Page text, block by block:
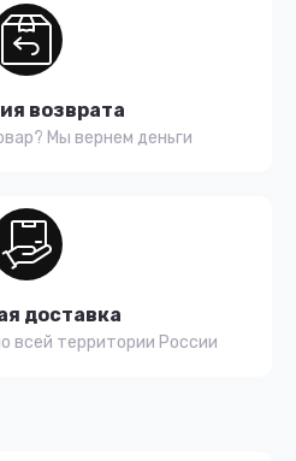
возврата
Мы вернем деньги
доставка
всей территории России